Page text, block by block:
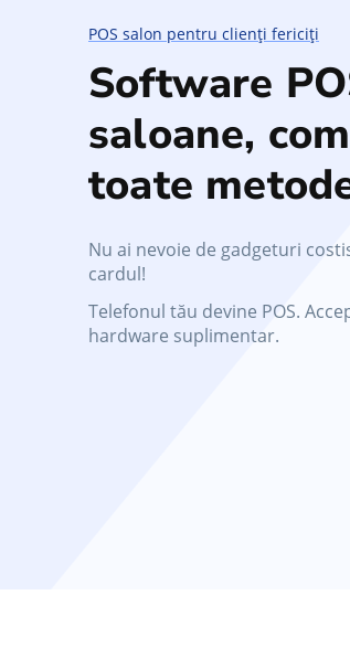
POS salon pentru clienți fericiți
Software
saloane,
toate
Nu ai nevoie de gadgeturi
cardul!
Telefonul tău devine POS.
hardware suplimentar.